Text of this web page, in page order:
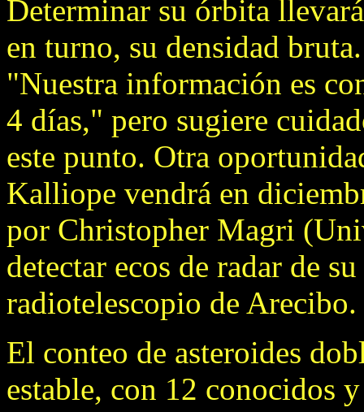
Determinar su órbita
en turno, su densidad
"Nuestra información es
4 días," pero sugiere
este punto. Otra
Kalliope vendrá en
por Christopher Magri
detectar ecos de radar de
radiotelescopio de Arecibo.
El conteo de asteroides
estable, con 12 conocidos